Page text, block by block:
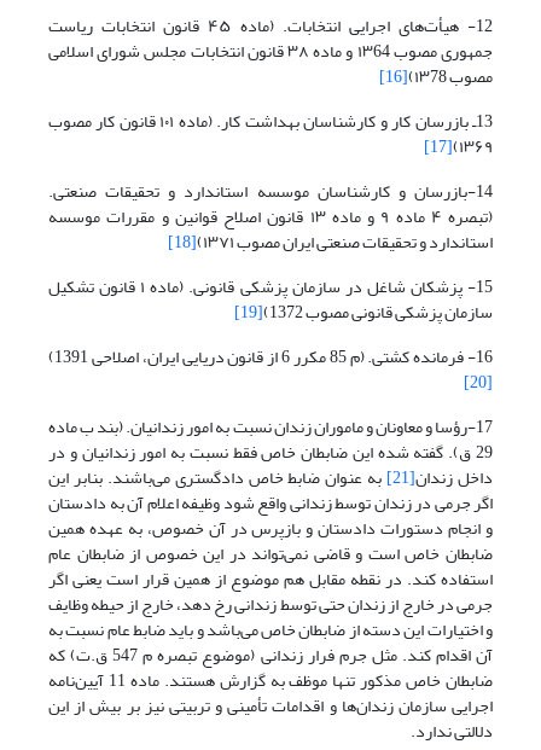
12- هیأت‌های اجرایی انتخابات. (ماده ۴۵ قانون انتخابات ریاست
جمهوری مصوب ۱۳64 و ماده ۳۸ قانون انتخابات مجلس شورای اسلامی
مصوب ۱۳78)
[16]
13ـ بازرسان کار و کارشناسان بهداشت کار. (ماده ۱۰۱ قانون کار مصوب
۱۳۶۹) [17]
14-بازرسان و کارشناسان موسسه استاندارد و تحقیقات صنعتی.
(تبصره ۴ ماده ۹ و ماده ۱۳ قانون اصلاح قوانین و مقررات موسسه
استاندارد و تحقیقات صنعتی ایران مصوب ۱۳۷۱)
[18]
15- پزشکان شاغل در سازمان پزشکی قانونی. (ماده ۱ قانون تشکیل
سازمان پزشکی قانونی مصوب 1372)
[19]
16- فرمانده کشتی. (م 85 مکرر 6 از قانون دریایی ایران، اصلاحی 1391)
[20]
17-رؤسا و معاونان و ماموران زندان نسبت به امور زندانیان. (بند ب ماده
29 ق). گفته شده این ضابطان خاص فقط نسبت به امور زندانیان و در
داخل زندان[21] به عنوان ضابط خاص دادگستری می‌باشند. بنابر این
اگر جرمی در زندان توسط زندانی واقع شود وظیفه اعلام آن به دادستان
و انجام دستورات دادستان و بازپرس در آن خصوص، به عهده همین
ضابطان خاص است و قاضی نمی‌تواند در این خصوص از ضابطان عام
استفاده کند. در نقطه مقابل هم موضوع از همین قرار است یعنی اگر
جرمی در خارج از زندان حتی توسط زندانی رخ دهد، خارج از حیطه وظایف
و اختیارات این دسته از ضابطان خاص می‌باشد و باید ضابط عام نسبت به
آن اقدام کند. مثل جرم فرار زندانی (موضوع تبصره م 547 ق.ت) که
ضابطان خاص مذکور تنها موظف به گزارش هستند. ماده 11 آیین‌نامه
اجرایی سازمان زندان‌ها و اقدامات تأمینی و تربیتی نیز بر بیش از این
دلالتی ندارد.